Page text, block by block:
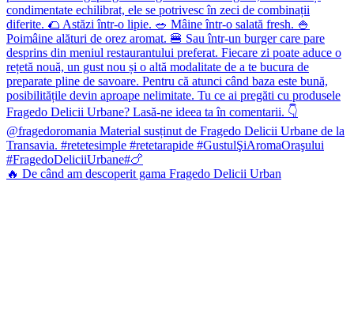
🔥 De când am descoperit gama Fragedo Delicii Urban